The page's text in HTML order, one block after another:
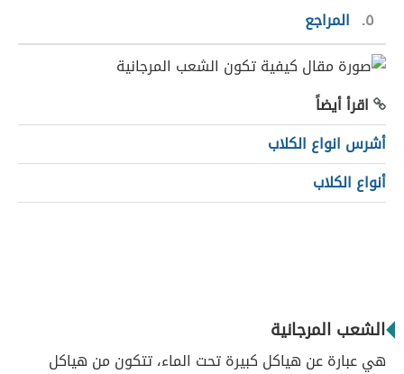
٥
المراجع
اقرأ أيضاً
أشرس انواع الكلاب
أنواع الكلاب
الشعب المرجانية
هي عبارة عن هياكل كبيرة تحت الماء، تتكون من هياكل